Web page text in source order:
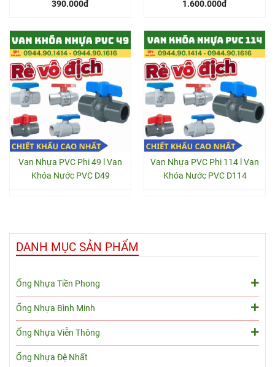
390.000đ 1.600.000đ
Van Nhựa PVC Phi 49 l Van
Khóa Nước PVC D49
Van Nhựa PVC Phi 114 l Van
Khóa Nước PVC D114
DANH MỤC SẢN PHẨM
Ống Nhựa Tiền Phong
Ống Nhựa Bình Minh
Ống Nhựa Viễn Thông
Ống Nhựa Đệ Nhất